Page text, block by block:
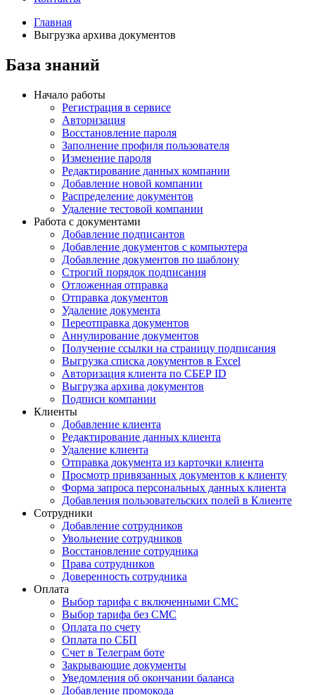
Главная
Выгрузка архива документов
База знаний
Начало работы
Регистрация в сервисе
Авторизация
Восстановление пароля
Заполнение профиля пользователя
Изменение пароля
Редактирование данных компании
Добавление новой компании
Распределение документов
Удаление тестовой компании
Работа с документами
Добавление подписантов
Добавление документов с компьютера
Добавление документов по шаблону
Строгий порядок подписания
Отложенная отправка
Отправка документов
Удаление документа
Переотправка документов
Аннулирование документов
Получение ссылки на страницу подписания
Выгрузка списка документов в Excel
Авторизация клиента по СБЕР ID
Выгрузка архива документов
Подписи компании
Клиенты
Добавление клиента
Редактирование данных клиента
Удаление клиента
Отправка документа из карточки клиента
Просмотр привязанных документов к клиенту
Форма запроса персональных данных клиента
Добавления пользовательских полей в Клиенте
Сотрудники
Добавление сотрудников
Увольнение сотрудников
Восстановление сотрудника
Права сотрудников
Доверенность сотрудника
Оплата
Выбор тарифа с включенными СМС
Выбор тарифа без СМС
Оплата по счету
Оплата по СБП
Счет в Телеграм боте
Закрывающие документы
Уведомления об окончании баланса
Добавление промокода